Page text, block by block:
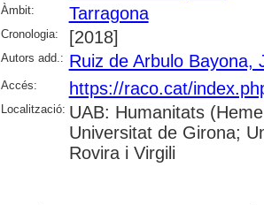
Àmbit: Tarragona
Cronologia: [2018]
Autors add.: Ruiz de Arbulo Bayona,
Accés: https://raco.cat/
Localització: UAB: Humanitats
Universitat de Girona;
Rovira i Virgili